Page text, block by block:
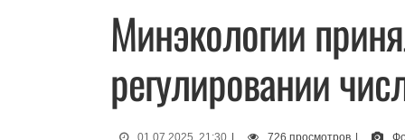
Минэкологии
регулировании
01.07.2025, 21:30 | 726 просмотров |